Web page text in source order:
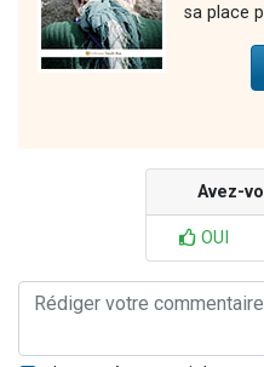
sa place
Avez-
OUI